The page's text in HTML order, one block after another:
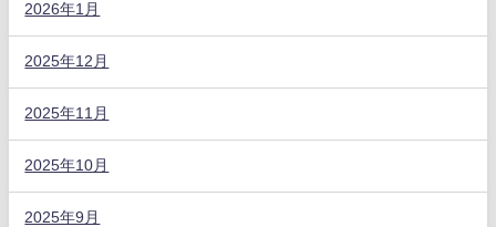
2026年1月
2025年12月
2025年11月
2025年10月
2025年9月